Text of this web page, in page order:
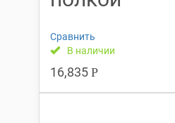
Сравнить
В наличии
16,835 Р